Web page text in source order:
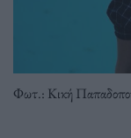
Φωτ.: Κική